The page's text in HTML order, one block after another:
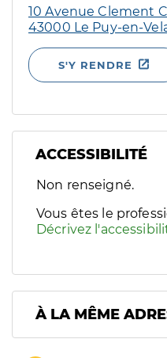
10 Avenue Clement
43000 Le Puy-en-
S'Y RENDRE
ACCESSIBILITÉ
Filtres
Sélectionnez un ou
Non renseigné.
Vous êtes le
Décrivez
À LA MÊME